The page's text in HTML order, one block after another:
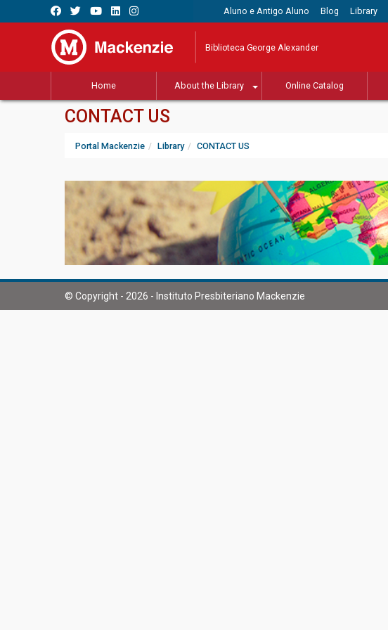
Aluno e Antigo Aluno Blog Library
Biblioteca George Alexander
Home About the Library Online Catalog
CONTACT US
Portal Mackenzie Library CONTACT US
© Copyright - 2026 - Instituto Presbiteriano Mackenzie